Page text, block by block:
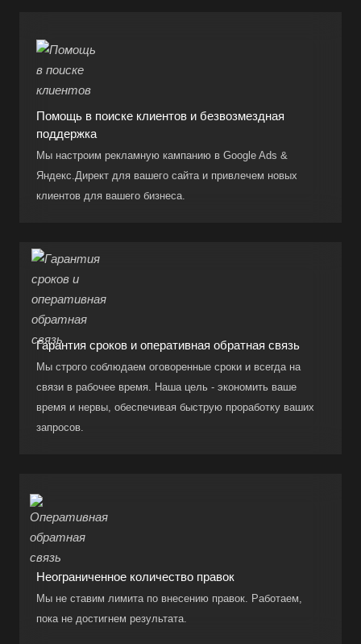
Помощь в поиске клиентов и безвозмездная
поддержка
Мы настроим рекламную кампанию в Google Ads &
Яндекс.Директ для вашего сайта и привлечем новых
клиентов для вашего бизнеса.
Гарантия сроков и оперативная обратная связь
Мы строго соблюдаем оговоренные сроки и всегда на
связи в рабочее время. Наша цель - экономить ваше
время и нервы, обеспечивая быструю проработку ваших
запросов.
Неограниченное количество правок
Мы не ставим лимита по внесению правок. Работаем,
пока не достигнем результата.